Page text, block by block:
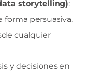
storytelling):
persuasiva.
cualquier
y decisiones en